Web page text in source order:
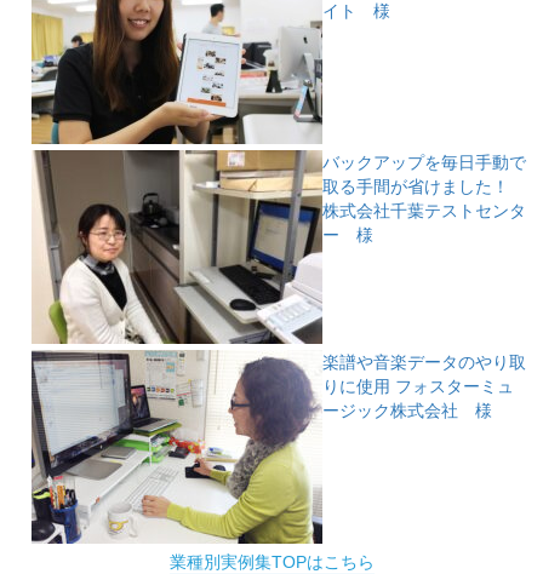
イト 様
バックアップを毎日手動で
取る手間が省けました！
株式会社千葉テストセンタ
ー 様
楽譜や音楽データのやり取
りに使用 フォスターミュ
ージック株式会社 様
業種別実例集TOPはこちら